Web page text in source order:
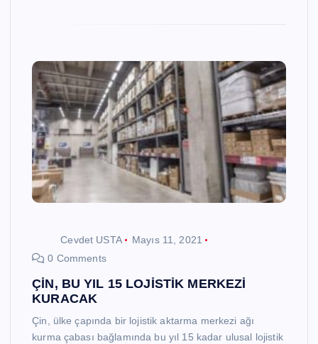
Cevdet USTA
Mayıs 11, 2021
0 Comments
ÇİN, BU YIL 15 LOJİSTİK MERKEZİ
KURACAK
Çin, ülke çapında bir lojistik aktarma merkezi ağı
kurma çabası bağlamında bu yıl 15 kadar ulusal lojistik